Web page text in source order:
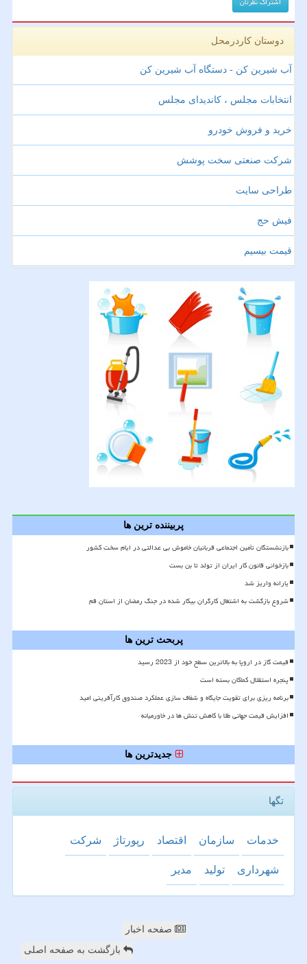
دوستان کاردرمحل
آب شیرین کن - دستگاه آب شیرین کن
انتخابات مجلس ، کاندیدای مجلس
خرید و فروش خودرو
شرکت صنعتی سخت پوشش
طراحی سایت
فیش حج
قیمت بیسیم
پربیننده ترین ها
بازنشستگان تأمین اجتماعی قربانیان خاموش بی عدالتی در ایام سخت کشور
بازخوانی قانون کار ایران از تولد تا بن بست
یارانه واریز شد
شروع بازگشت به اشتغال کارگران بیکار شده در جنگ رمضان از استان قم
پربحث ترین ها
قیمت گاز در اروپا به بالاترین سطح خود از 2023 رسید
پنجره استقلال کماکان بسته است
برنامه ریزی برای تقویت جایگاه و شفاف سازی عملکرد صندوق کارآفرینی امید
افزایش قیمت جهانی طلا با کاهش تنش ها در خاورمیانه
جدیدترین ها
تگها
خدمات سازمان اقتصاد رپورتاژ شركت
شهرداری تولید مدیر
صفحه اخبار
بازگشت به صفحه اصلی